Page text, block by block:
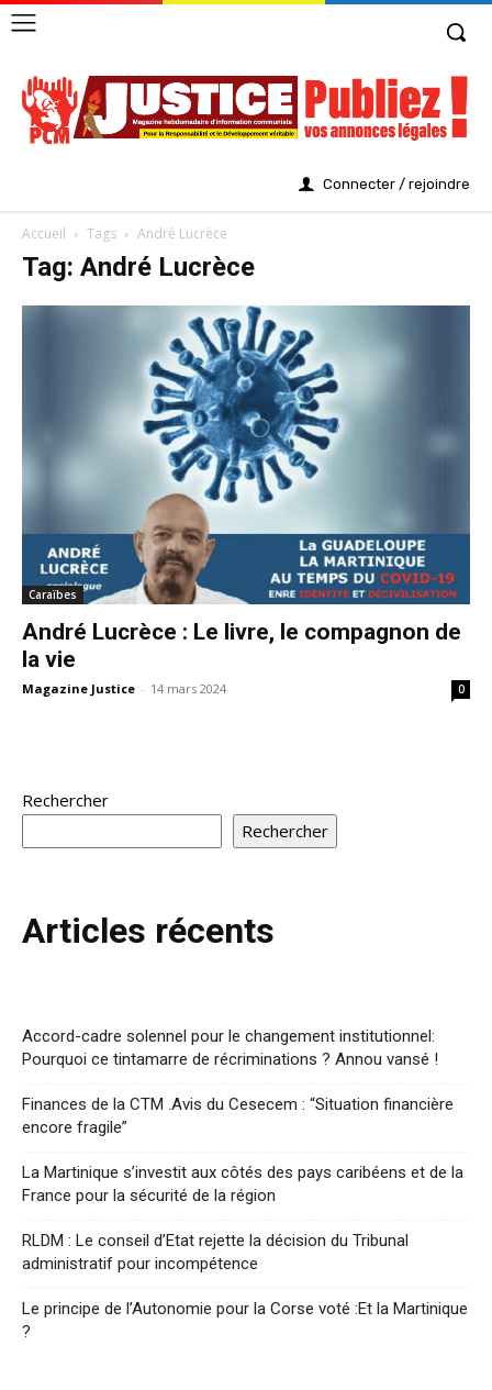
Connecter / rejoindre
Accueil Tags André Lucrèce
Tag: André Lucrèce
Caraïbes
André Lucrèce : Le livre, le compagnon de
la vie
Magazine Justice - 14 mars 2024 0
Rechercher
Rechercher
Articles récents
Accord-cadre solennel pour le changement institutionnel:
Pourquoi ce tintamarre de récriminations ? Annou vansé !
Finances de la CTM .Avis du Cesecem : “Situation financière
encore fragile”
La Martinique s’investit aux côtés des pays caribéens et de la
France pour la sécurité de la région
RLDM : Le conseil d’Etat rejette la décision du Tribunal
administratif pour incompétence
Le principe de l’Autonomie pour la Corse voté :Et la Martinique
?